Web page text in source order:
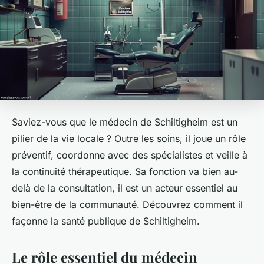
Saviez-vous que le médecin de Schiltigheim est un
pilier de la vie locale ? Outre les soins, il joue un rôle
préventif, coordonne avec des spécialistes et veille à
la continuité thérapeutique. Sa fonction va bien au-
delà de la consultation, il est un acteur essentiel au
bien-être de la communauté. Découvrez comment il
façonne la santé publique de Schiltigheim.
Le rôle essentiel du médecin